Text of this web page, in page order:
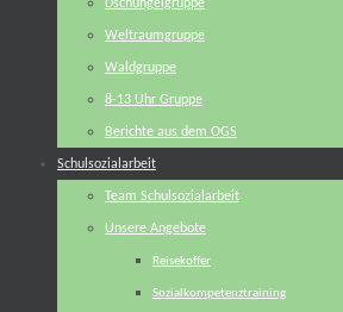
Dschungelgruppe
Weltraumgruppe
Waldgruppe
8-13 Uhr Gruppe
Berichte aus dem OGS
Schulsozialarbeit
Team Schulsozialarbeit
Unsere Angebote
Reisekoffer
Sozialkompetenztraining